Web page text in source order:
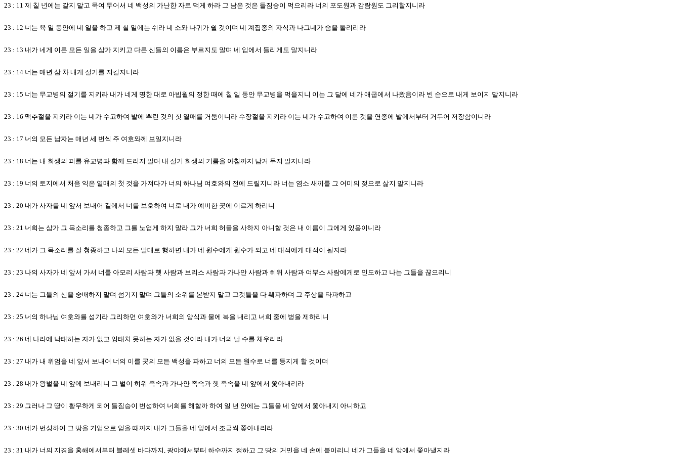
23 : 11 제 칠 년에는 갈지 말고 묵여 두어서 네 백성의 가난한 자로 먹게 하라 그 남은 것은 들짐승이 먹으리라 너의 포도원과 감람원도 그리할지니라
23 : 12 너는 육 일 동안에 네 일을 하고 제 칠 일에는 쉬라 네 소와 나귀가 쉴 것이며 네 계집종의 자식과 나그네가 숨을 돌리리라
23 : 13 내가 네게 이른 모든 일을 삼가 지키고 다른 신들의 이름은 부르지도 말며 네 입에서 들리게도 말지니라
23 : 14 너는 매년 삼 차 내게 절기를 지킬지니라
23 : 15 너는 무교병의 절기를 지키라 내가 네게 명한 대로 아빕월의 정한 때에 칠 일 동안 무교병을 먹을지니 이는 그 달에 네가 애굽에서 나왔음이라 빈 손으로 내게 보이지 말지니라
23 : 16 맥추절을 지키라 이는 네가 수고하여 밭에 뿌린 것의 첫 열매를 거둠이니라 수장절을 지키라 이는 네가 수고하여 이룬 것을 연종에 밭에서부터 거두어 저장함이니라
23 : 17 너의 모든 남자는 매년 세 번씩 주 여호와께 보일지니라
23 : 18 너는 내 희생의 피를 유교병과 함께 드리지 말며 내 절기 희생의 기름을 아침까지 남겨 두지 말지니라
23 : 19 너의 토지에서 처음 익은 열매의 첫 것을 가져다가 너의 하나님 여호와의 전에 드릴지니라 너는 염소 새끼를 그 어미의 젖으로 삶지 말지니라
23 : 20 내가 사자를 네 앞서 보내어 길에서 너를 보호하여 너로 내가 예비한 곳에 이르게 하리니
23 : 21 너희는 삼가 그 목소리를 청종하고 그를 노엽게 하지 말라 그가 너희 허물을 사하지 아니할 것은 내 이름이 그에게 있음이니라
23 : 22 네가 그 목소리를 잘 청종하고 나의 모든 말대로 행하면 내가 네 원수에게 원수가 되고 네 대적에게 대적이 될지라
23 : 23 나의 사자가 네 앞서 가서 너를 아모리 사람과 헷 사람과 브리스 사람과 가나안 사람과 히위 사람과 여부스 사람에게로 인도하고 나는 그들을 끊으리니
23 : 24 너는 그들의 신을 숭배하지 말며 섬기지 말며 그들의 소위를 본받지 말고 그것들을 다 훼파하며 그 주상을 타파하고
23 : 25 너의 하나님 여호와를 섬기라 그리하면 여호와가 너희의 양식과 물에 복을 내리고 너희 중에 병을 제하리니
23 : 26 네 나라에 낙태하는 자가 없고 잉태치 못하는 자가 없을 것이라 내가 너의 날 수를 채우리라
23 : 27 내가 내 위엄을 네 앞서 보내어 너의 이를 곳의 모든 백성을 파하고 너의 모든 원수로 너를 등지게 할 것이며
23 : 28 내가 왕벌을 네 앞에 보내리니 그 벌이 히위 족속과 가나안 족속과 헷 족속을 네 앞에서 쫓아내리라
23 : 29 그러나 그 땅이 황무하게 되어 들짐승이 번성하여 너희를 해할까 하여 일 년 안에는 그들을 네 앞에서 쫓아내지 아니하고
23 : 30 네가 번성하여 그 땅을 기업으로 얻을 때까지 내가 그들을 네 앞에서 조금씩 쫓아내리라
23 : 31 내가 너의 지경을 홍해에서부터 블레셋 바다까지, 광야에서부터 하수까지 정하고 그 땅의 거민을 네 손에 붙이리니 네가 그들을 네 앞에서 쫓아낼지라